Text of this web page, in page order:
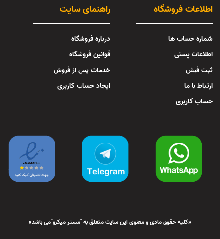
راهنمای سایت
درباره فروشگاه
قوانین فروشگاه
خدمات پس از فروش
ایجاد حساب کاربری
اطلاعات فروشگاه
شماره حساب ها
اطلاعات پستی
ثبت فیش
ارتباط با ما
حساب کاربری
«کلیه حقوق مادی و معنوی این سایت متعلق به "مستر میکرو"می باشد»